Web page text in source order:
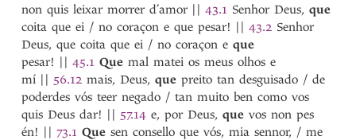
queimar
queixada
queixadura
queixar
queixo
queixosa1
queixosa2
queixoso
non quis leixar morrer d’amor || 43.1 Senhor Deus,que
coita que ei / no coraçon e que pesar! || 43.2 Senhor
Deus, que coita que ei / no coraçon eque
pesar! || 45.1 Que mal matei os meus olhos e
mí || 56.12 mais, Deus,que preito tan desguisado / de
poderdes vós teer negado / tan muito ben como vos
quis Deus dar! || 57.14 e, por Deus,que vos non pes
én! || 73.1 Que sen consello que vós, mia sennor, / me